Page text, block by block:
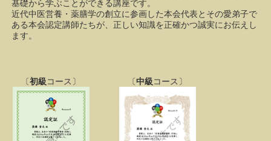
基礎から学ぶことができる講座です。
近代中医営養・薬膳学の創立に参画した本会代表とその愛弟子で
ある本会認定講師たちが、正しい知識を正確かつ誠実にお伝えし
ます。
〔初級コース〕 〔中級コース〕